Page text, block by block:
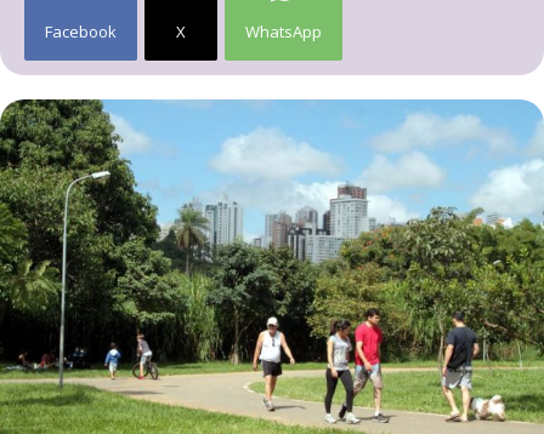
Facebook X WhatsApp